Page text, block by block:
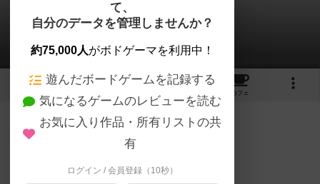
カッパ兄弟！
レモネードさんのレビュー
3 2
カフェ
145名 2名 0 約1ヶ月前
レーティングが非公開に設定されたユーザー
て、
自分のデータを管理しませんか？
約75,000人がボドゲーマを利用中！
遊んだボードゲームを記録する
気になるゲームのレビューを読む
お気に入り作品・所有リストの共
有
ログイン / 会員登録（10秒）